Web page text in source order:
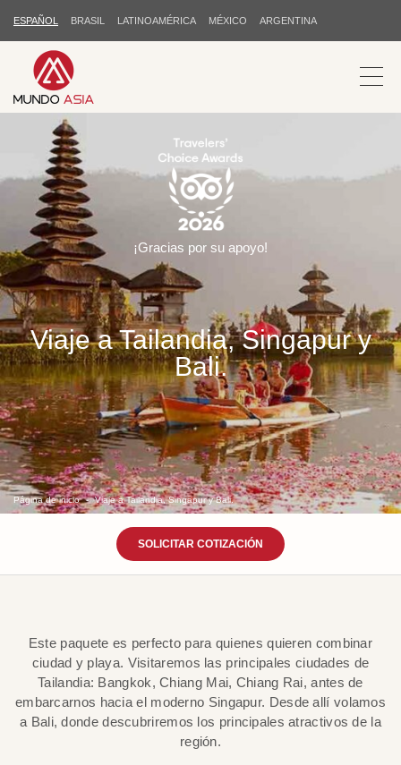
ESPAÑOL BRASIL LATINOAMÉRICA MÉXICO ARGENTINA
Viaje a Tailandia, Singapur y
Bali.
Página de inicio Viaje a Tailandia, Singapur y Bali.
¡Gracias por su apoyo!
SOLICITAR COTIZACIÓN
Este paquete es perfecto para quienes quieren combinar
ciudad y playa. Visitaremos las principales ciudades de
Tailandia: Bangkok, Chiang Mai, Chiang Rai, antes de
embarcarnos hacia el moderno Singapur. Desde allí volamos
a Bali, donde descubriremos los principales atractivos de la
región.